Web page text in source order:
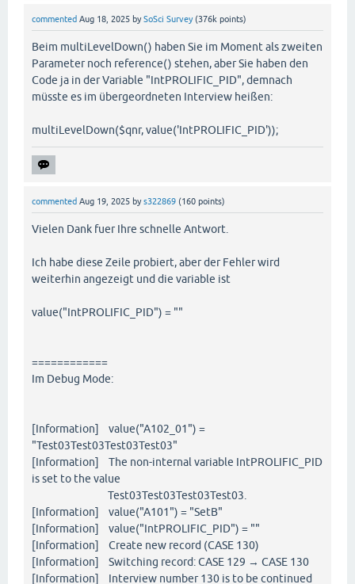
commented Aug 18, 2025 bySoSci Survey (376k points)
Beim multiLevelDown() haben Sie im Moment als zweiten
Parameter noch reference() stehen, aber Sie haben den
Code ja in der Variable "IntPROLIFIC_PID", demnach
müsste es im übergeordneten Interview heißen:
multiLevelDown($qnr, value('IntPROLIFIC_PID'));
commented Aug 19, 2025 bys322869 (160 points)
Vielen Dank fuer Ihre schnelle Antwort.
Ich habe diese Zeile probiert, aber der Fehler wird
weiterhin angezeigt und die variable ist
value("IntPROLIFIC_PID") = ""
============
Im Debug Mode:
[Information] value("A102_01") =
"Test03Test03Test03Test03"
[Information] The non-internal variable IntPROLIFIC_PID
is set to the value
Test03Test03Test03Test03.
[Information] value("A101") = "SetB"
[Information] value("IntPROLIFIC_PID") = ""
[Information] Create new record (CASE 130)
[Information] Switching record: CASE 129 → CASE 130
[Information] Interview number 130 is to be continued